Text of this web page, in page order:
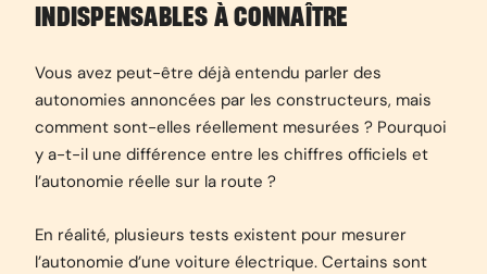
INDISPENSABLES À CONNAÎTRE
Vous avez peut-être déjà entendu parler des
autonomies annoncées par les constructeurs, mais
comment sont-elles réellement mesurées ? Pourquoi
y a-t-il une différence entre les chiffres officiels et
l’autonomie réelle sur la route ?
En réalité, plusieurs tests existent pour mesurer
l’autonomie d’une voiture électrique. Certains sont